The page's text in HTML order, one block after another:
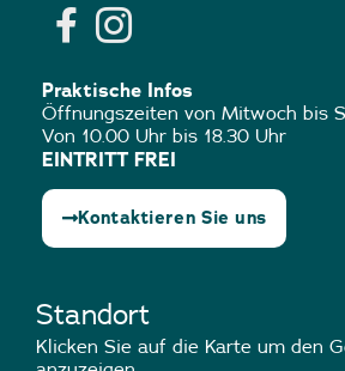
Praktische Infos
Öffnungszeiten von Mitwoch bis
Von 10.00 Uhr bis 18.30 Uhr
EINTRITT FREI
Kontaktieren Sie uns
Standort
Klicken Sie auf die Karte um den